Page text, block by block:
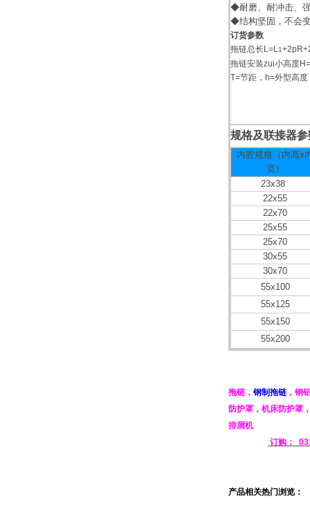
◆耐磨、耐冲击、
◆结构坚固，不会
订货参数
拖链总长L=L1
拖链安装zui小高度
T=节距，h=外型高度
规格及联接器参
内腔规格（内高x
宽）
23x38
22x55
22x70
25x55
25x70
30x55
30x70
55x100
55x125
55x150
55x200
拖链 ， 钢制拖链 ， 钢
防护罩 ， 机床防护罩
排屑机
订购：
产品相关热门浏览：